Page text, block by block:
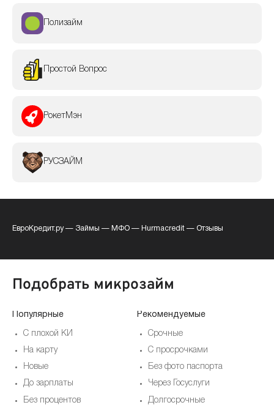
Полизайм
Простой Вопрос
РокетМэн
РУСЗАЙМ
ЕвроКредит.ру— Займы — МФО — Hurmacredit — Отзывы
Подобрать микрозайм
Популярные
С плохой КИ
На карту
Новые
До зарплаты
Без процентов
Рекомендуемые
Срочные
С просрочками
Без фото паспорта
Через Госуслуги
Долгосрочные